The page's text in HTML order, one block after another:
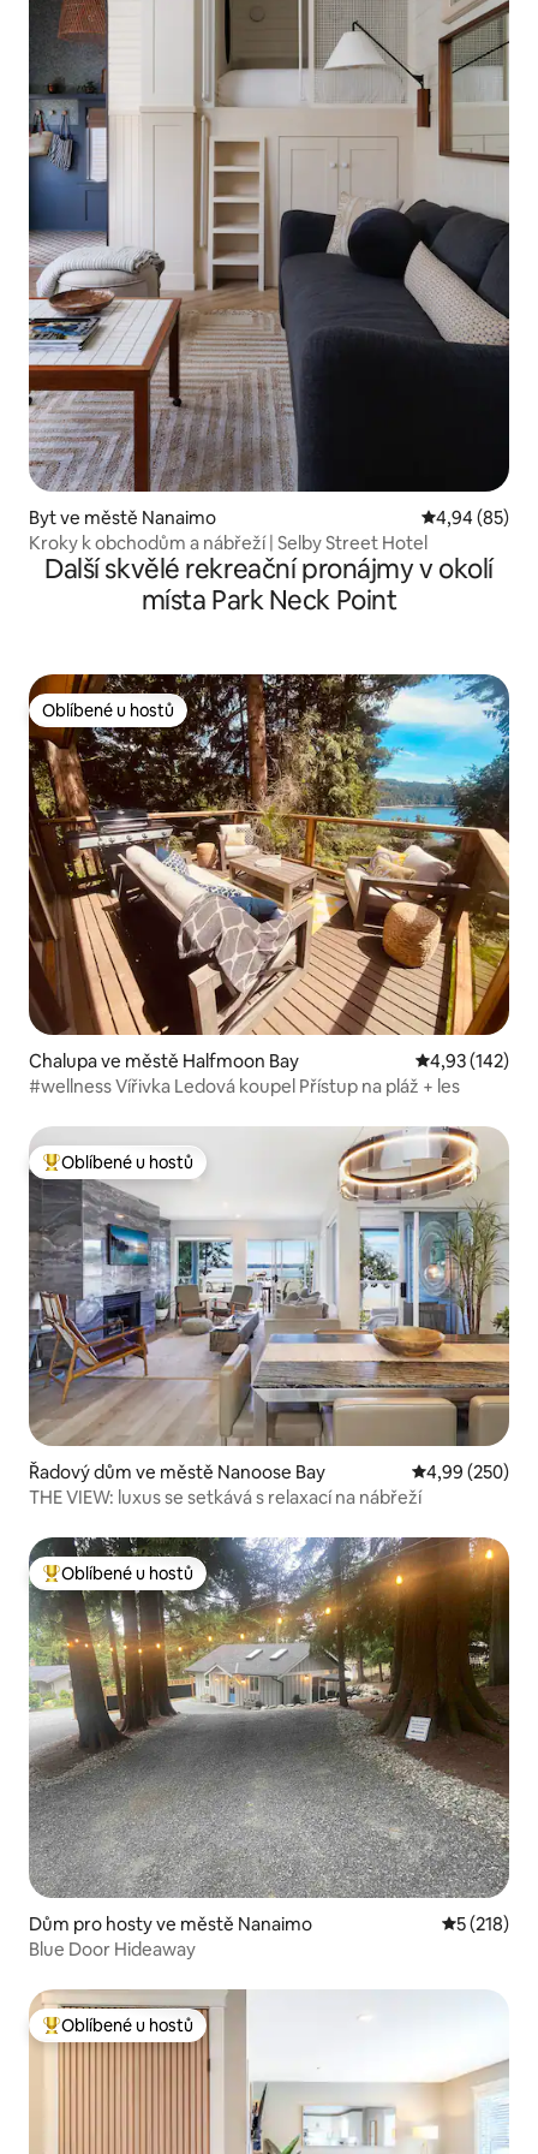
Byt ve městě Nanaimo Průměrné
4,94 (85)
Kroky k obchodům a nábřeží | Selby Street Hotel
Další skvělé rekreační pronájmy v okolí
místa Park Neck Point
Oblíbené u hostů
Oblíbené u hostů
Chalupa ve městě Halfmoon Bay Průměrné
4,93 (142)
#wellness Vířivka Ledová koupel Přístup na pláž + les
Nejlepší v kategorii Oblíbené u hostů
Oblíbené u hostů
Řadový dům ve městě Nanoose Bay Průměrné
4,99 (250)
THE VIEW: luxus se setkává s relaxací na nábřeží
Nejlepší v kategorii Oblíbené u hostů
Oblíbené u hostů
Dům pro hosty ve městě Nanaimo Průměrné
5 (218)
Blue Door Hideaway
Nejlepší v kategorii Oblíbené u hostů
Oblíbené u hostů